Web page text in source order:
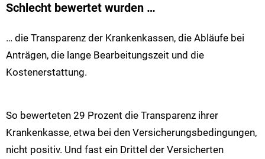
Schlecht bewertet wurden …
… die Transparenz der Krankenkassen, die Abläufe bei
Anträgen, die lange Bearbeitungszeit und die
Kostenerstattung.
So bewerteten 29 Prozent die Transparenz ihrer
Krankenkasse, etwa bei den Versicherungsbedingungen,
nicht positiv. Und fast ein Drittel der Versicherten